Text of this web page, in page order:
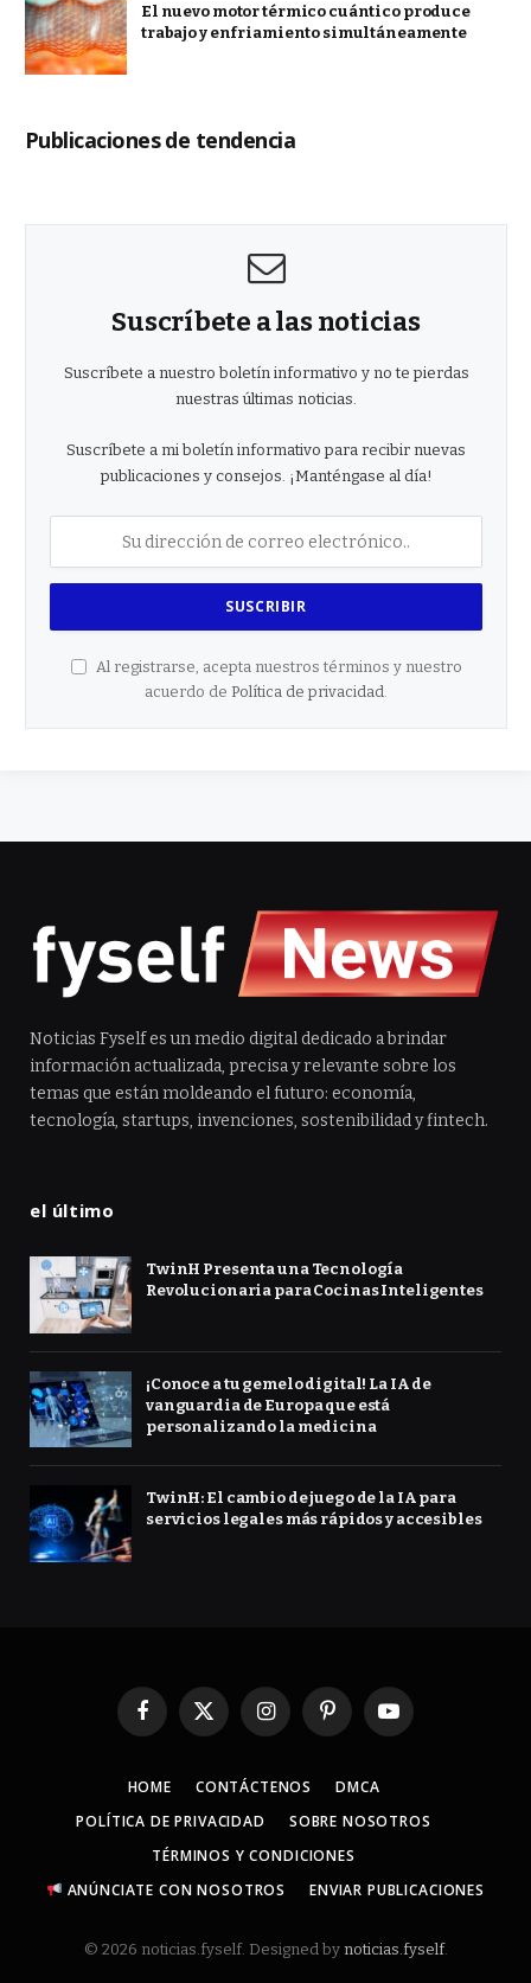
El nuevo motor térmico cuántico produce
trabajo y enfriamiento simultáneamente
Publicaciones de tendencia
Suscríbete a las noticias
Suscríbete a nuestro boletín informativo y no te pierdas
nuestras últimas noticias.
Suscríbete a mi boletín informativo para recibir nuevas
publicaciones y consejos. ¡Manténgase al día!
Al registrarse, acepta nuestros términos y nuestro
acuerdo de Política de privacidad.
Noticias Fyself es un medio digital dedicado a brindar
información actualizada, precisa y relevante sobre los
temas que están moldeando el futuro: economía,
tecnología, startups, invenciones, sostenibilidad y fintech.
el último
TwinH Presenta una Tecnología
Revolucionaria para Cocinas Inteligentes
¡Conoce a tu gemelo digital! La IA de
vanguardia de Europa que está
personalizando la medicina
TwinH: El cambio de juego de la IA para
servicios legales más rápidos y accesibles
Facebook
X
InstagramPinterestYouTube
HOME CONTÁCTENOS
DMCA
POLÍTICA DE PRIVACIDAD
SOBRE NOSOTROS
TÉRMINOS Y CONDICIONES
ANÚNCIATE CON NOSOTROS
ENVIAR PUBLICACIONES
© 2026 noticias.fyself. Designed by noticias.fyself.